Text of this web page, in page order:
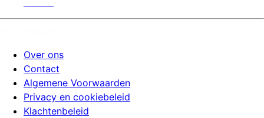
Over ons
Contact
Algemene Voorwaarden
Privacy en cookiebeleid
Klachtenbeleid